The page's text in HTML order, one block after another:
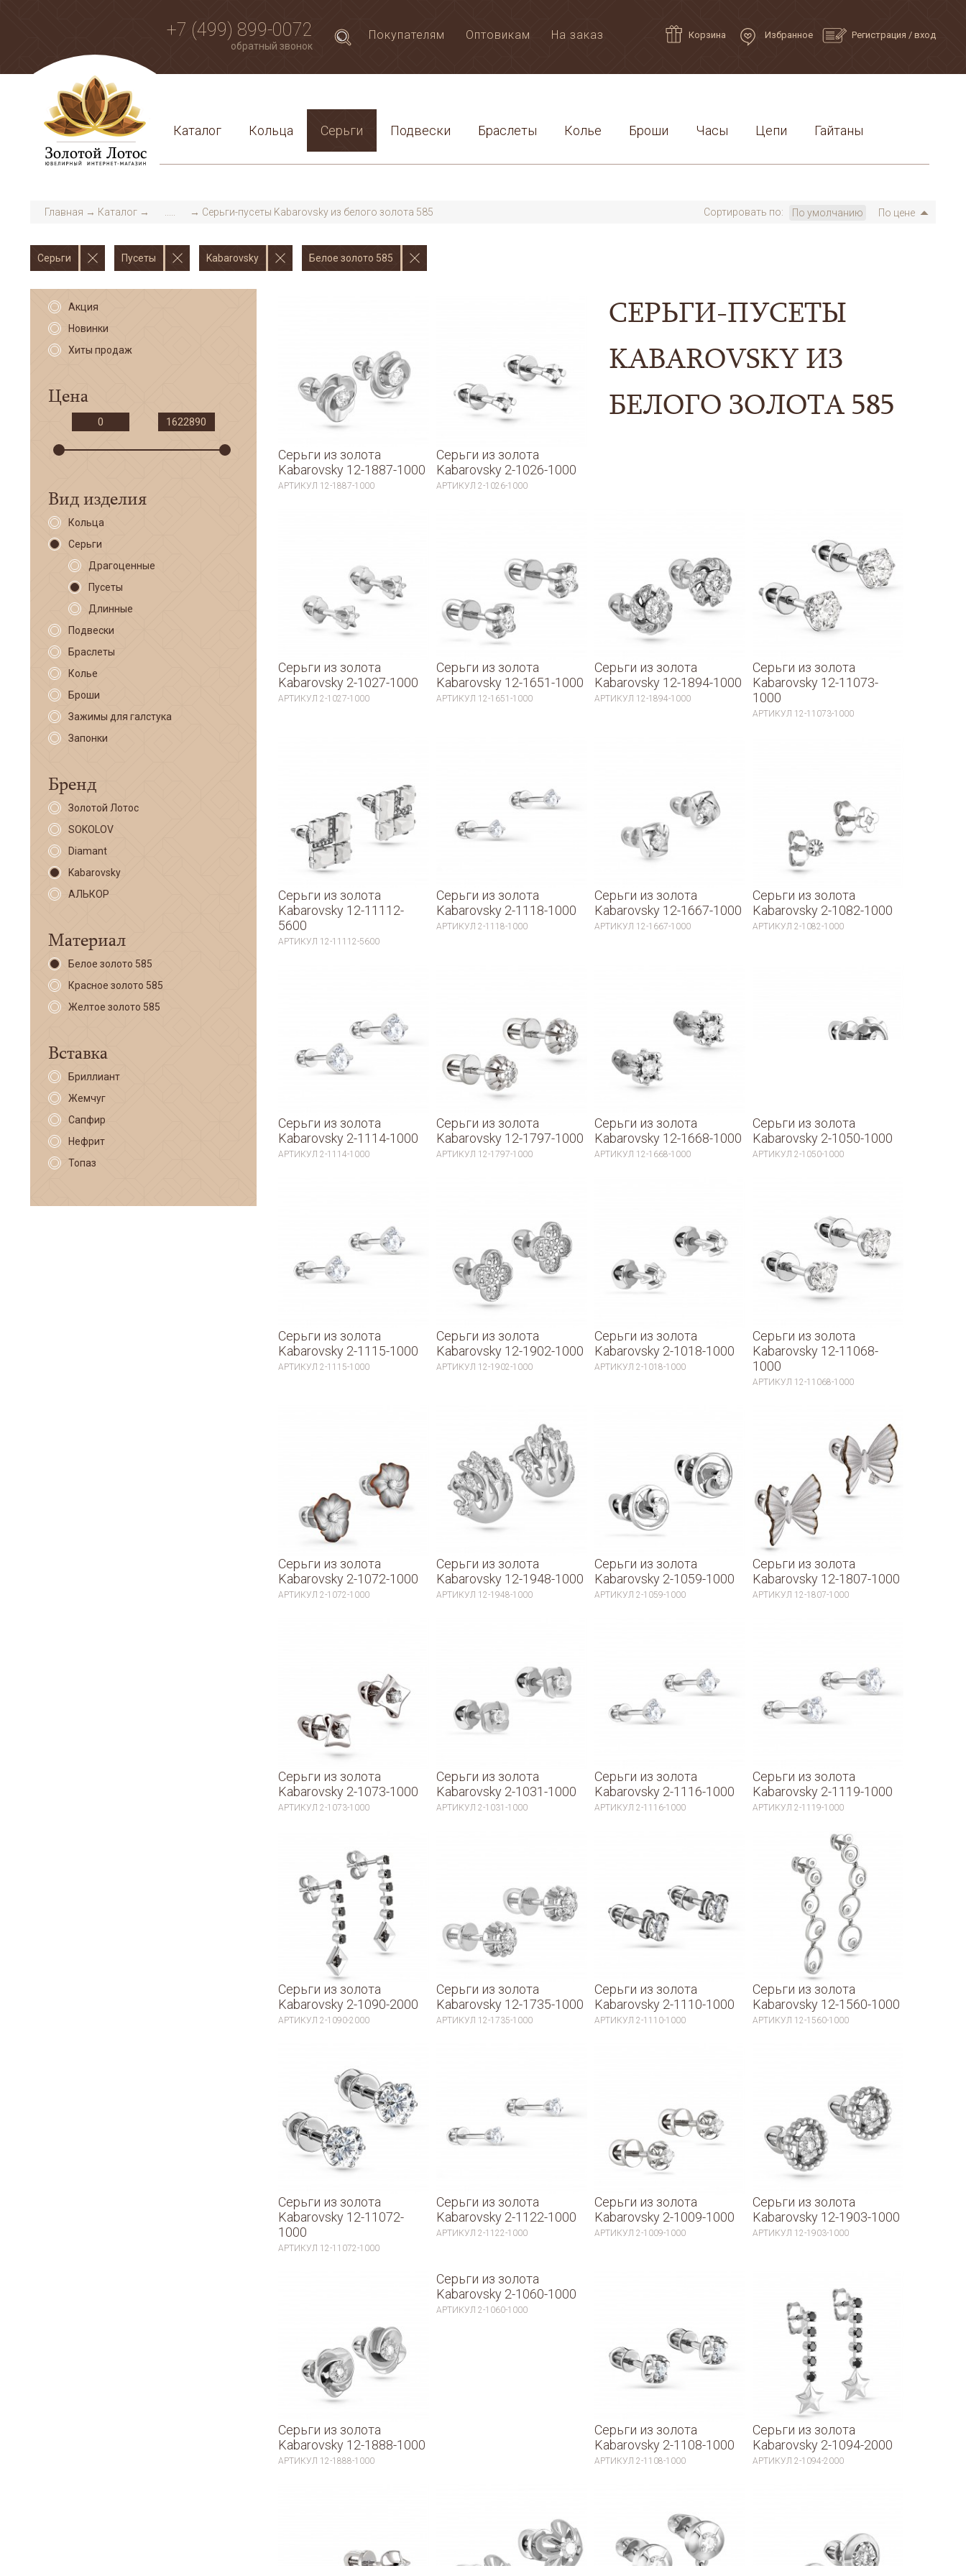
+7 (499) 899-0072
обратный звонок
Покупателям Оптовикам На заказ Корзина Избранное Регистрация / вход
Каталог Кольца Серьги Подвески Браслеты Колье Броши Часы Цепи Гайтаны
Главная → Каталог → → Серьги-пусеты Kabarovsky из белого золота 585 Сортировать по: По умолчанию По цене
Серьги Пусеты Kabarovsky Белое золото 585
Акция
Новинки
Хиты продаж
Цена
Вид изделия
Кольца
Серьги
Драгоценные
Пусеты
Длинные
Подвески
Браслеты
Колье
Броши
Зажимы для галстука
Запонки
Бренд
Золотой Лотос
SOKOLOV
Diamant
Kabarovsky
АЛЬКОР
Материал
Белое золото 585
Красное золото 585
Желтое золото 585
Вставка
Бриллиант
Жемчуг
Сапфир
Нефрит
Топаз
СЕРЬГИ-ПУСЕТЫ
KABAROVSKY ИЗ
БЕЛОГО ЗОЛОТА 585
Серьги из золота
Kabarovsky 12-1887-1000
АРТИКУЛ 12-1887-1000
Серьги из золота
Kabarovsky 2-1026-1000
АРТИКУЛ2-1026-1000
Серьги из золота
Kabarovsky 2-1027-1000
АРТИКУЛ2-1027-1000
Серьги из золота
Kabarovsky 12-1651-1000
АРТИКУЛ 12-1651-1000
Серьги из золота
Kabarovsky 12-1894-1000
АРТИКУЛ 12-1894-1000
Серьги из золота
Kabarovsky 12-11073-
1000
АРТИКУЛ 12-11073-1000
Серьги из золота
Kabarovsky 12-11112-
5600
АРТИКУЛ 12-11112-5600
Серьги из золота
Kabarovsky 2-1118-1000
АРТИКУЛ2-1118-1000
Серьги из золота
Kabarovsky 12-1667-1000
АРТИКУЛ 12-1667-1000
Серьги из золота
Kabarovsky 2-1082-1000
АРТИКУЛ2-1082-1000
Серьги из золота
Kabarovsky 2-1114-1000
АРТИКУЛ2-1114-1000
Серьги из золота
Kabarovsky 12-1797-1000
АРТИКУЛ 12-1797-1000
Серьги из золота
Kabarovsky 12-1668-1000
АРТИКУЛ 12-1668-1000
Серьги из золота
Kabarovsky 2-1050-1000
АРТИКУЛ2-1050-1000
Серьги из золота
Kabarovsky 2-1115-1000
АРТИКУЛ2-1115-1000
Серьги из золота
Kabarovsky 12-1902-1000
АРТИКУЛ 12-1902-1000
Серьги из золота
Kabarovsky 2-1018-1000
АРТИКУЛ2-1018-1000
Серьги из золота
Kabarovsky 12-11068-
1000
АРТИКУЛ 12-11068-1000
Серьги из золота
Kabarovsky 2-1072-1000
АРТИКУЛ2-1072-1000
Серьги из золота
Kabarovsky 12-1948-1000
АРТИКУЛ 12-1948-1000
Серьги из золота
Kabarovsky 2-1059-1000
АРТИКУЛ2-1059-1000
Серьги из золота
Kabarovsky 12-1807-1000
АРТИКУЛ 12-1807-1000
Серьги из золота
Kabarovsky 2-1073-1000
АРТИКУЛ2-1073-1000
Серьги из золота
Kabarovsky 2-1031-1000
АРТИКУЛ2-1031-1000
Серьги из золота
Kabarovsky 2-1116-1000
АРТИКУЛ2-1116-1000
Серьги из золота
Kabarovsky 2-1119-1000
АРТИКУЛ2-1119-1000
Серьги из золота
Kabarovsky 2-1090-2000
АРТИКУЛ2-1090-2000
Серьги из золота
Kabarovsky 12-1735-1000
АРТИКУЛ 12-1735-1000
Серьги из золота
Kabarovsky 2-1110-1000
АРТИКУЛ2-1110-1000
Серьги из золота
Kabarovsky 12-1560-1000
АРТИКУЛ 12-1560-1000
Серьги из золота
Kabarovsky 12-11072-
1000
АРТИКУЛ 12-11072-1000
Серьги из золота
Kabarovsky 2-1122-1000
АРТИКУЛ2-1122-1000
Серьги из золота
Kabarovsky 2-1009-1000
АРТИКУЛ2-1009-1000
Серьги из золота
Kabarovsky 12-1903-1000
АРТИКУЛ 12-1903-1000
Серьги из золота
Kabarovsky 12-1888-1000
АРТИКУЛ 12-1888-1000
Серьги из золота
Kabarovsky 2-1060-1000
АРТИКУЛ2-1060-1000
Серьги из золота
Kabarovsky 2-1108-1000
АРТИКУЛ2-1108-1000
Серьги из золота
Kabarovsky 2-1094-2000
АРТИКУЛ2-1094-2000